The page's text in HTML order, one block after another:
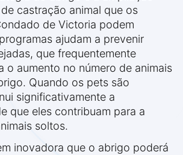
castração animal que os
de Victoria podem
ajudam a prevenir
que frequentemente
o aumento no número de animais
Quando os pets são
significativamente a
que eles contribuam para a
soltos.
inovadora que o abrigo poderá